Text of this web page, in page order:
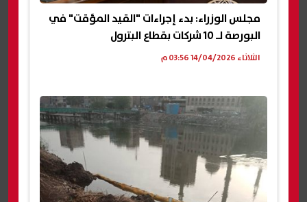
مجلس الوزراء: بدء إجراءات "القيد المؤقت" في
البورصة لـ 10 شركات بقطاع البترول
الثلاثاء 14/04/2026 03:56 م